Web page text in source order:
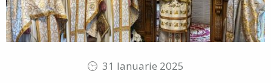
31 Ianuarie 2025